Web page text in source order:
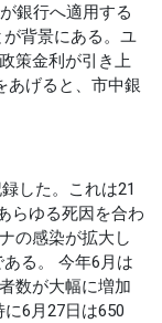
銀行へ適用する
背景にある。ユ
策金利が引き上
あげると、市中銀
した。これは21
らゆる死因を合わ
の感染が拡大し
る。 今年6月は
数が大幅に増加
6月27日は650